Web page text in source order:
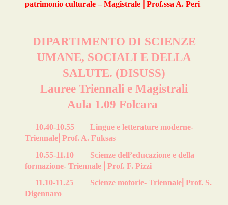
patrimonio culturale – Magistrale
⎜Prof.ssa A. Peri
DIPARTIMENTO DI SCIENZE
UMANE, SOCIALI E DELLA
SALUTE. (DISUSS)
Lauree Triennali e Magistrali
Aula 1.09 Folcara
10.40-10.55
Lingue e letterature moderne-
Triennale ⎜Prof. A. Fuksas
10.55-11.10
Scienze dell’educazione e della
formazione- Triennale
⎜Prof. F. Pizzi
11.10-11.25
Scienze motorie- Triennale ⎜Prof. S.
Digennaro